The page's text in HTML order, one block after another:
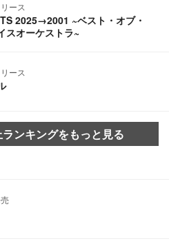
ース
2025→2001 ~ベスト・オブ・
スオーケストラ~
ース
ンキングをもっと見る